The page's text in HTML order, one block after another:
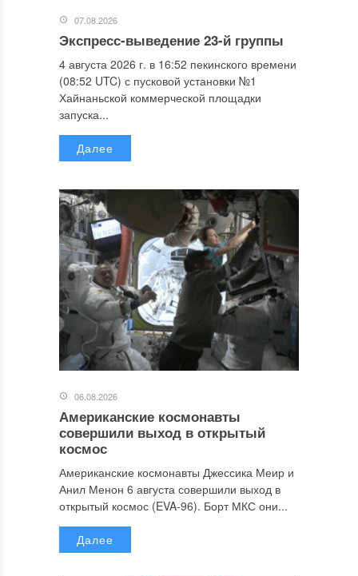
07.08.2026
Экспресс-выведение 23-й группы
4 августа 2026 г. в 16:52 пекинского времени
(08:52 UTC) с пусковой установки №1
Хайнаньской коммерческой площадки
запуска...
Далее
06.08.2026
Американские космонавты
совершили выход в открытый
космос
Американские космонавты Джессика Меир и
Анил Менон 6 августа совершили выход в
открытый космос (EVA-96). Борт МКС они...
Далее